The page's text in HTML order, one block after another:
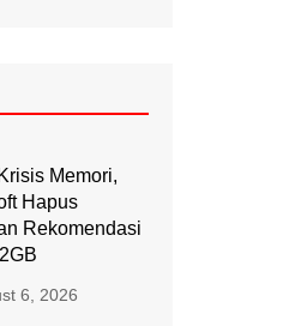
Memori,
Hapus
Rekomendasi
6, 2026